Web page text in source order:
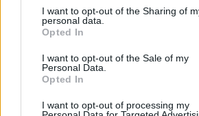
I want to opt-out of the Sharing of
personal data.
Opted In
I want to opt-out of the Sale of my
Personal Data.
Opted In
I want to opt-out of processing my
articolo.
L'email è richiesta ma non verrà mostrata ai
commento esprime il pensiero dell'autore e non
commenti non sono testi giornalistici, ma post
possono essere automaticamente pubblicati senza
che includano uno o più link a siti esterni verranno